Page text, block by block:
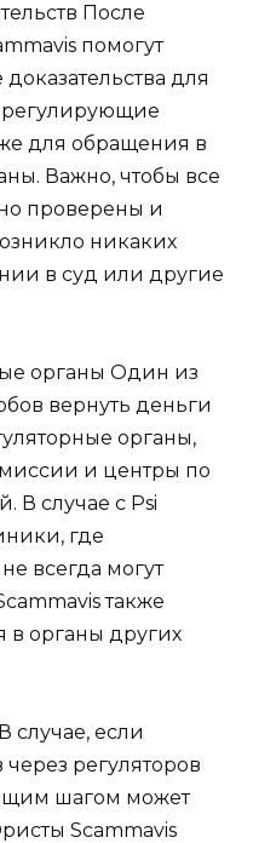
После
помогут
для
регулирующие
для обращения в
Важно, чтобы все
проверены и
никаких
в суд или другие
органы Один из
вернуть деньги
органы,
и центры по
В случае с Psi
где
всегда могут
также
в органы других
случае, если
через регуляторов
шагом может
Scammavis